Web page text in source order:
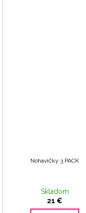
Nohavičky 3 PACK
Skladom
21 €